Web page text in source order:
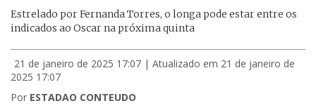
Estrelado por Fernanda Torres, o longa pode estar entre os
indicados ao Oscar na próxima quinta
21 de janeiro de 2025 17:07 | Atualizado em 21 de janeiro de
2025 17:07
Por ESTADAO CONTEUDO